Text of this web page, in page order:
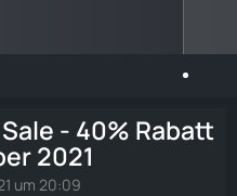
- 40% Rabatt
2021
um 20:09